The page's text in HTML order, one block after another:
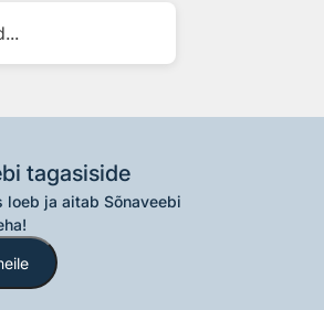
tagasiside
loeb ja aitab Sõnaveebi